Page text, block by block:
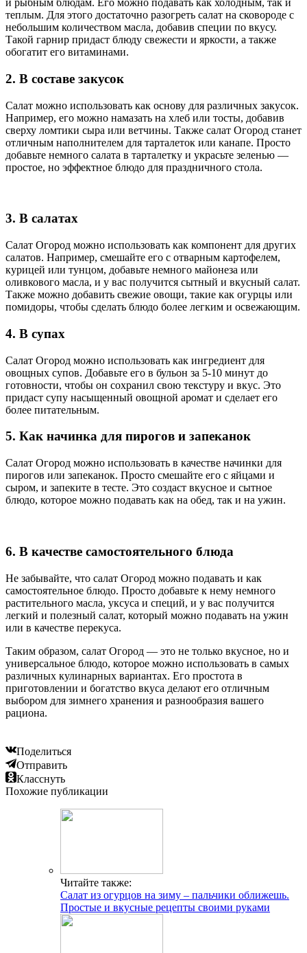
и рыбным блюдам. Его можно подавать как холодным, так и
теплым. Для этого достаточно разогреть салат на сковороде с
небольшим количеством масла, добавив специи по вкусу.
Такой гарнир придаст блюду свежести и яркости, а также
обогатит его витаминами.
2. В составе закусок
Салат можно использовать как основу для различных закусок.
Например, его можно намазать на хлеб или тосты, добавив
сверху ломтики сыра или ветчины. Также салат Огород станет
отличным наполнителем для тарталеток или канапе. Просто
добавьте немного салата в тарталетку и украсьте зеленью —
простое, но эффектное блюдо для праздничного стола.
3. В салатах
Салат Огород можно использовать как компонент для других
салатов. Например, смешайте его с отварным картофелем,
курицей или тунцом, добавьте немного майонеза или
оливкового масла, и у вас получится сытный и вкусный салат.
Также можно добавить свежие овощи, такие как огурцы или
помидоры, чтобы сделать блюдо более легким и освежающим.
4. В супах
Салат Огород можно использовать как ингредиент для
овощных супов. Добавьте его в бульон за 5-10 минут до
готовности, чтобы он сохранил свою текстуру и вкус. Это
придаст супу насыщенный овощной аромат и сделает его
более питательным.
5. Как начинка для пирогов и запеканок
Салат Огород можно использовать в качестве начинки для
пирогов или запеканок. Просто смешайте его с яйцами и
сыром, и запеките в тесте. Это создаст вкусное и сытное
блюдо, которое можно подавать как на обед, так и на ужин.
6. В качестве самостоятельного блюда
Не забывайте, что салат Огород можно подавать и как
самостоятельное блюдо. Просто добавьте к нему немного
растительного масла, уксуса и специй, и у вас получится
легкий и полезный салат, который можно подавать на ужин
или в качестве перекуса.
Таким образом, салат Огород — это не только вкусное, но и
универсальное блюдо, которое можно использовать в самых
различных кулинарных вариантах. Его простота в
приготовлении и богатство вкуса делают его отличным
выбором для зимнего хранения и разнообразия вашего
рациона.
Поделиться
Отправить
Класснуть
Похожие публикации
Читайте также:
Салат из огурцов на зиму – пальчики оближешь.
Простые и вкусные рецепты своими руками